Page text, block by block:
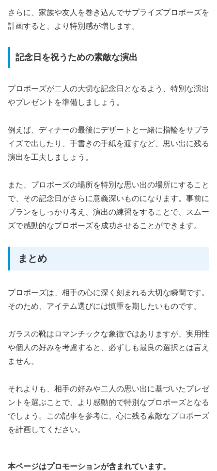
さらに、家族や友人を巻き込んでサプライズプロポーズを
計画すると、より特別感が増します。
記念日を祝うための素敵な演出
プロポーズが二人の大切な記念日となるよう、特別な演出
やプレゼントを準備しましょう。
例えば、ディナーの最後にデザートと一緒に指輪をサプラ
イズで出したり、手書きの手紙を渡すなど、思い出に残る
演出を工夫しましょう。
また、プロポーズの場所を特別な思い出の場所にすること
で、その記念日がさらに意義深いものになります。事前に
プランをしっかり考え、演出の練習をすることで、スムー
ズで感動的なプロポーズを成功させることができます。
まとめ
プロポーズは、相手の心に深く刻まれる大切な瞬間です。
そのため、アイテム選びには慎重を期したいものです。
ガラスの靴はロマンチックな象徴ではありますが、実用性
や個人の好みを考慮すると、必ずしも最良の選択とは言え
ません。
それよりも、相手の好みや二人の思い出に基づいたプレゼ
ントを選ぶことで、より感動的で特別なプロポーズとなる
でしょう。この記事を参考に、心に残る素敵なプロポーズ
を計画してください。
本ページはプロモーションが含まれています。